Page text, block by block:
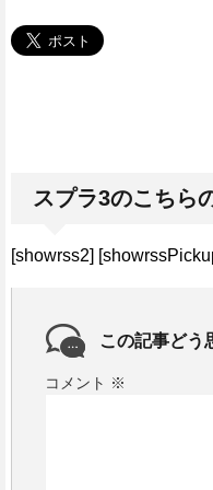
スプラ3のこちら
[showrss2]
この記事どう
コメント ※